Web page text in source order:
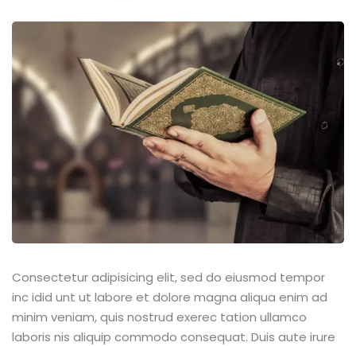
Consectetur adipisicing elit, sed do eiusmod tempor
inc idid unt ut labore et dolore magna aliqua enim ad
minim veniam, quis nostrud exerec tation ullamco
laboris nis aliquip commodo consequat. Duis aute irure
Lost your password?